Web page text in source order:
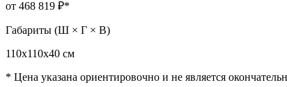
от 468 819 ₽*
Габариты (Ш × Г × В)
110х110х40 см
* Цена указана ориентировочно и не является